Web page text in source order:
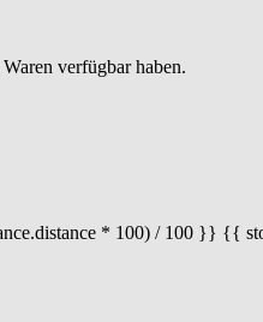
verfügbar haben.
* 100) / 100 }} {{